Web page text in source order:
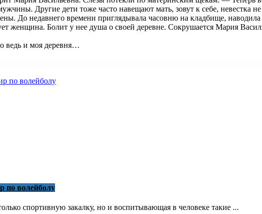
Другие дети тоже часто навещают мать, зовут к себе, невестка
До недавнего времени приглядывала часовню на кладбище,
женщина. Болит у нее душа о своей деревне. Сокрушается Мария
ведь и моя деревня…
по волейболу
спортивную закалку, но и воспитывающая в человеке такие ...